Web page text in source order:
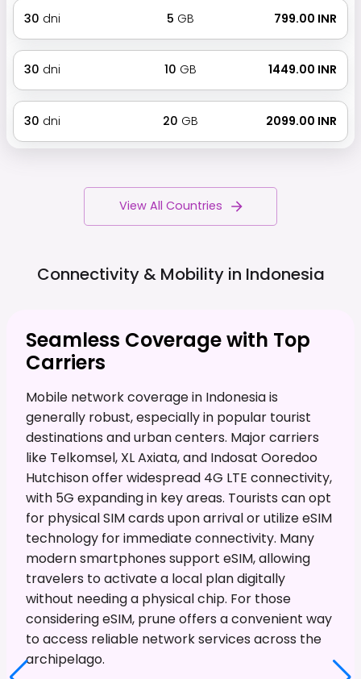
30 dni 5 GB ₹ 799.00 INR
30 dni 10 GB ₹ 1449.00 INR
30 dni 20 GB ₹ 2099.00 INR
View All Countries
Connectivity & Mobility in Indonesia
Seamless Coverage with Top
Carriers
Mobile network coverage in Indonesia is
generally robust, especially in popular tourist
destinations and urban centers. Major carriers
like Telkomsel, XL Axiata, and Indosat Ooredoo
Hutchison offer widespread 4G LTE connectivity,
with 5G expanding in key areas. Tourists can opt
for physical SIM cards upon arrival or utilize eSIM
technology for immediate connectivity. Many
modern smartphones support eSIM, allowing
travelers to activate a local plan digitally
without needing a physical chip. For those
considering eSIM, prune offers a convenient way
to access reliable network services across the
archipelago.